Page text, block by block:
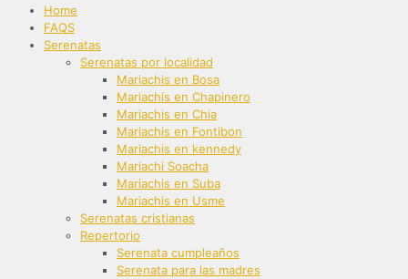
Home
FAQS
Serenatas
Serenatas por localidad
Mariachis en Bosa
Mariachis en Chapinero
Mariachis en Chia
Mariachis en Fontibon
Mariachis en kennedy
Mariachi Soacha
Mariachis en Suba
Mariachis en Usme
Serenatas cristianas
Repertorio
Serenata cumpleaños
Serenata para las madres